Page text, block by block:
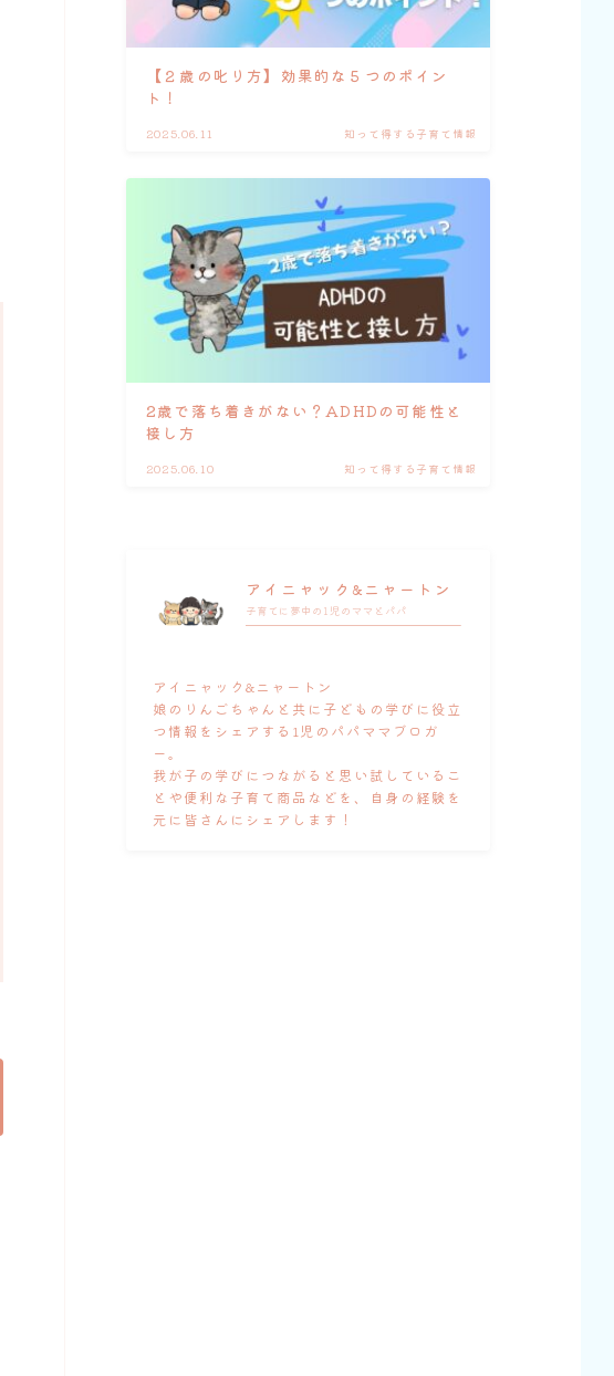
【２歳の叱り方】効果的な５つのポイン
ト！
2025.06.11 知って得する子育て情報
2歳で落ち着きがない？ADHDの可能性と
接し方
2025.06.10 知って得する子育て情報
アイニャック&ニャートン
子育てに夢中の1児のママとパパ
アイニャック&ニャートン
娘のりんごちゃんと共に子どもの学びに役立
つ情報をシェアする1児のパパママブロガ
ー。
我が子の学びにつながると思い試しているこ
とや便利な子育て商品などを、自身の経験を
元に皆さんにシェアします！